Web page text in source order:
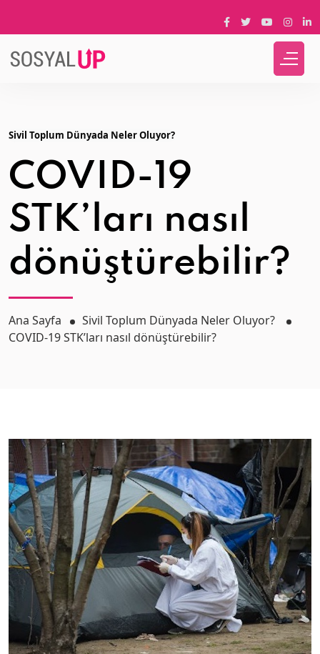
Sivil Toplum Dünyada Neler Oluyor?
COVID-19
STK’ları nasıl
dönüştürebilir?
Ana Sayfa
Sivil Toplum Dünyada Neler Oluyor?
COVID-19 STK’ları nasıl dönüştürebilir?